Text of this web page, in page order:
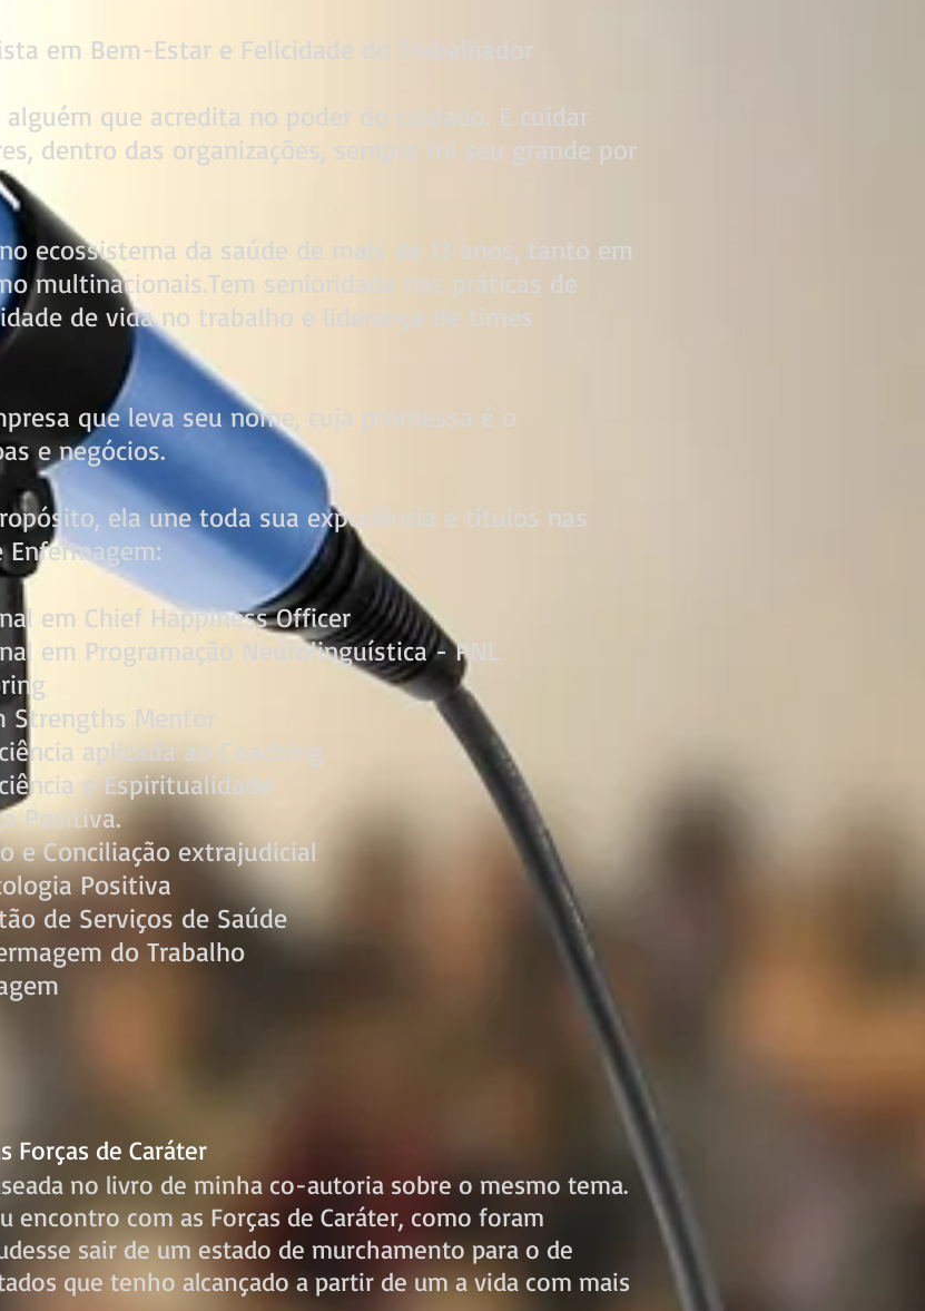
em Bem-Estar e Felicidade do Trabalhador
que acredita no poder do cuidado. E cuidar
dentro das organizações, sempre foi seu grande por
ecossistema da saúde de mais de 13 anos, tanto em
multinacionais.Tem senioridade nas práticas de
de vida no trabalho e liderança de times
que leva seu nome, cuja promessa é o
e negócios.
ela une toda sua experiência e títulos nas
Enfermagem:
em Chief Happiness Officer
em Programação Neurolinguística - PNL
Strengths Mentor
aplicada ao Coaching
e Espiritualidade
Positiva.
e Conciliação extrajudicial
Positiva
de Serviços de Saúde
do Trabalho
Forças de Caráter
no livro de minha co-autoria sobre o mesmo tema.
encontro com as Forças de Caráter, como foram
sair de um estado de murchamento para o de
que tenho alcançado a partir de um a vida com mais